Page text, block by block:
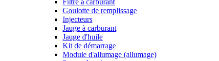
Filtre à carburant
Goulotte de remplissage
Injecteurs
Jauge à carburant
Jauge d'huile
Kit de démarrage
Module d'allumage (allumage)